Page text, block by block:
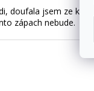
doufala jsem ze kdyz
zápach nebude.